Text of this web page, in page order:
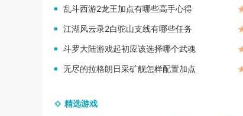
乱斗西游2龙王加点有哪些高手心得
江湖风云录2白驼山支线有哪些任务
斗罗大陆游戏起初应该选择哪个武魂
无尽的拉格朗日采矿舰怎样配置加点
精选游戏